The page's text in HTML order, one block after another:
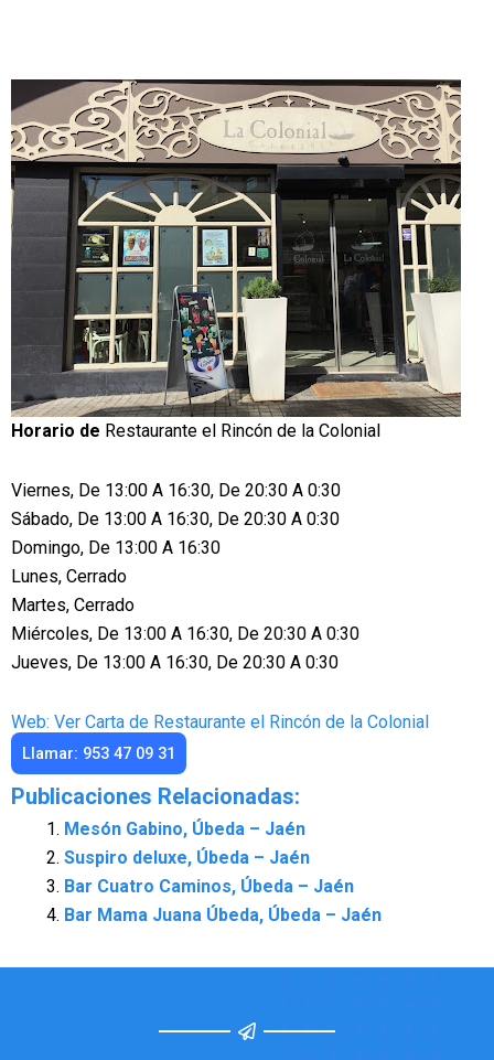
Horario de Restaurante el Rincón de la Colonial
Viernes, De 13:00 A 16:30, De 20:30 A 0:30
Sábado, De 13:00 A 16:30, De 20:30 A 0:30
Domingo, De 13:00 A 16:30
Lunes, Cerrado
Martes, Cerrado
Miércoles, De 13:00 A 16:30, De 20:30 A 0:30
Jueves, De 13:00 A 16:30, De 20:30 A 0:30
Web: Ver Carta de Restaurante el Rincón de la Colonial
Llamar: 953 47 09 31
Publicaciones Relacionadas:
Mesón Gabino, Úbeda – Jaén
Suspiro deluxe, Úbeda – Jaén
Bar Cuatro Caminos, Úbeda – Jaén
Bar Mama Juana Úbeda, Úbeda – Jaén